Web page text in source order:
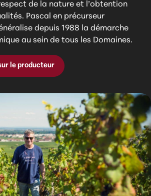
de la nature et l’obtention
Pascal en précurseur
depuis 1988 la démarche
au sein de tous les Domaines.
le producteur